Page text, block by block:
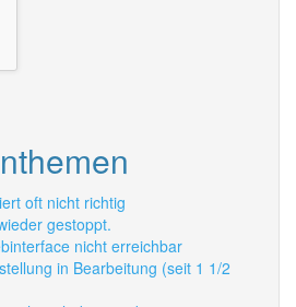
oft nicht richtig
gestoppt.
nicht erreichbar
in Bearbeitung (seit 1 1/2